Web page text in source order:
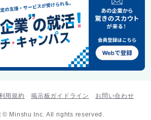
用規約 掲示板ガイドライン お問い合わせ
© Minshu Inc. All rights reserved.